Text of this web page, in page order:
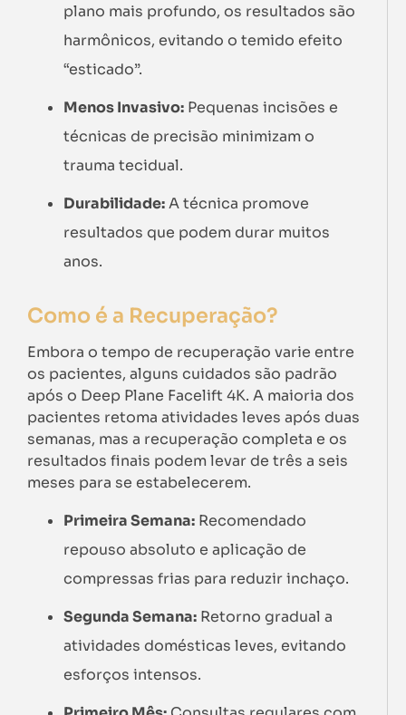
plano mais profundo, os resultados são
harmônicos, evitando o temido efeito
“esticado”.
Menos Invasivo: Pequenas incisões e
técnicas de precisão minimizam o
trauma tecidual.
Durabilidade:A técnica promove
resultados que podem durar muitos
anos.
Como é a Recuperação?
Embora o tempo de recuperação varie entre
os pacientes, alguns cuidados são padrão
após o Deep Plane Facelift 4K. A maioria dos
pacientes retoma atividades leves após duas
semanas, mas a recuperação completa e os
resultados finais podem levar de três a seis
meses para se estabelecerem.
Primeira Semana: Recomendado
repouso absoluto e aplicação de
compressas frias para reduzir inchaço.
Segunda Semana: Retorno gradual a
atividades domésticas leves, evitando
esforços intensos.